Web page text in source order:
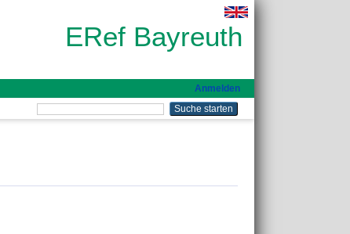
ERef Bayreuth
Anmelden